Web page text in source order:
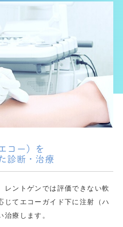
コー）を
診断・治療
レントゲンでは評価できない軟
じてエコーガイド下に注射（ハ
治療します。